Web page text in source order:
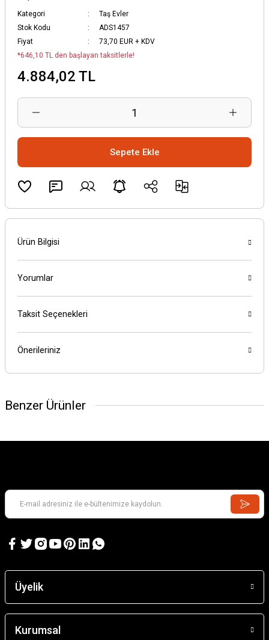
Kategori
Taş Evler
Stok Kodu
ADS1457
Fiyat
73,70 EUR + KDV
*646,10 TL den başlayan taksitlerle!
4.884,02 TL
Sepete Ekle
Ürün Bilgisi
Yorumlar
Taksit Seçenekleri
Önerileriniz
Benzer Ürünler
4.218,02 TL
Barn
Üyelik
Kurumsal